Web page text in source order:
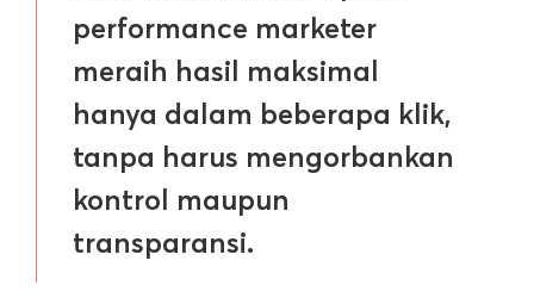
performance marketer
meraih hasil maksimal
hanya dalam beberapa klik,
tanpa harus mengorbankan
kontrol maupun
transparansi.